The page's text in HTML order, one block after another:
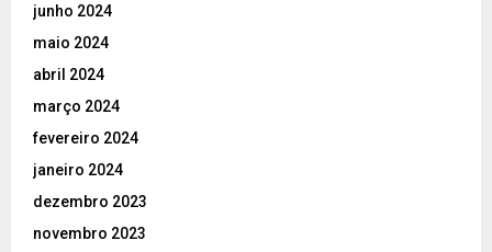
junho 2024
maio 2024
abril 2024
março 2024
fevereiro 2024
janeiro 2024
dezembro 2023
novembro 2023